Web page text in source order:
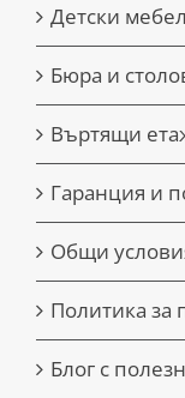
Детски
Бюра и
Въртящи
Гаранция и
Общи
Политика за
Блог с